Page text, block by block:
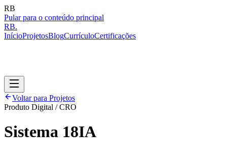
RB
Pular para o conteúdo principal
RB.
InícioProjetosBlogCurrículoCertificações
Voltar para Projetos
Produto Digital / CRO
Sistema 18IA